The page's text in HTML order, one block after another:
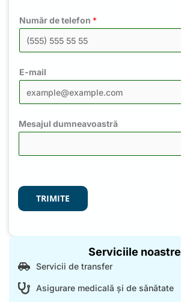
Număr de telefon *
E-mail
Mesajul dumneavoastră
TRIMITE
Serviciile noastre
Servicii de transfer
Asigurare medicală și de sănătate